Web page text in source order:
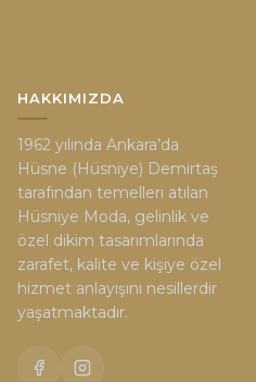
HAKKIMIZDA
1962 yılında Ankara’da
Hüsne (Hüsniye) Demirtaş
tarafından temelleri atılan
Hüsniye Moda, gelinlik ve
özel dikim tasarımlarında
zarafet, kalite ve kişiye özel
hizmet anlayışını nesillerdir
yaşatmaktadır.